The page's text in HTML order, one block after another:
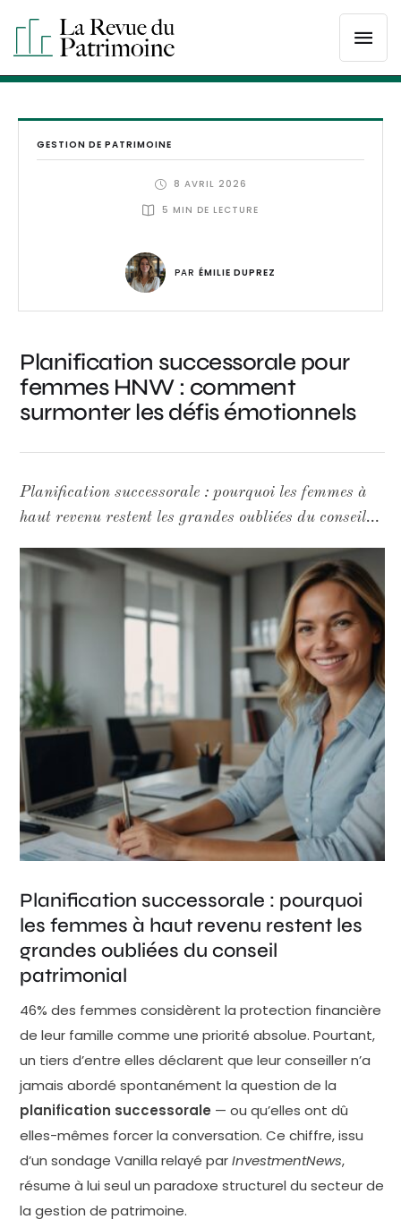
GESTION DE PATRIMOINE
8 AVRIL 2026
5 MIN DE LECTURE
PAR ÉMILIE DUPREZ
Planification successorale pour
femmes HNW : comment
surmonter les défis émotionnels
Planification successorale : pourquoi les femmes à
haut revenu restent les grandes oubliées du conseil
protection financière de leur famille comme une
priorité absolue. Pourtant, un tiers d'entre elles
déclarent que leur conseiller n'a jamais abordé
spontanément la question de la planification
successorale — ou qu'elles ont dû elles-mêmes forcer
la conversation. Ce chiffre, issu d'un sondage
Vanilla relayé par InvestmentNews, résume à lui
seul un paradoxe structurel du secteur de la gestion
de patrimoine. Un angle mort persistant dans le
conseil patrimonial Les femmes à haut revenu
(profil dit High Net Worth, ou HNW) à mi-carrière
constituent pourtant un segment en pleine montée en
Management, elles deviennent progressivement les
détentrices principales d'actifs au sein des foyers,
portées notamment par le phénomène de transfert
intergénérationnel de richesse — le Great Wealth
d'euros à l'échelle mondiale. Malgré cette réalité
économique, leur préparation successorale accuse un
retard significatif : 62% des femmes HNW
disposent d'une planification successorale
formalisée, contre 69% de leurs homologues
masculins, selon les données BMO for Women. Plus
préoccupant encore, un rapport UBS indique que
55% d'entre elles n'ont aucun plan d'héritage
structuré, et que 56% ignorent précisément ce
Planification successorale : pourquoi
les femmes à haut revenu restent les
grandes oubliées du conseil
patrimonial
46% des femmes considèrent la protection financière
de leur famille comme une priorité absolue. Pourtant,
un tiers d’entre elles déclarent que leur conseiller n’a
jamais abordé spontanément la question de la
planification successorale — ou qu’elles ont dû
elles-mêmes forcer la conversation. Ce chiffre, issu
d’un sondage Vanilla relayé parInvestmentNews,
résume à lui seul un paradoxe structurel du secteur de
la gestion de patrimoine.